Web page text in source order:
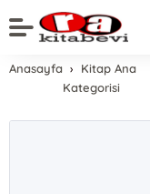
Anasayfa
Kitap Ana
Kategorisi